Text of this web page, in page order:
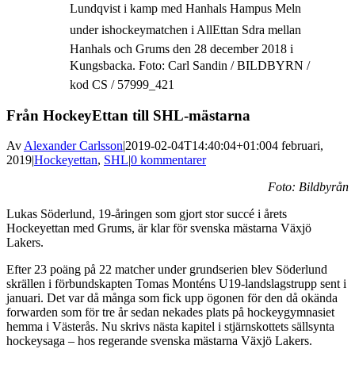
Lundqvist i kamp med Hanhals Hampus Meln
under ishockeymatchen i AllEttan Sdra mellan
Hanhals och Grums den 28 december 2018 i
Kungsbacka. Foto: Carl Sandin / BILDBYRN /
kod CS / 57999_421
Från HockeyEttan till SHL-mästarna
AvAlexander Carlsson|2019-02-04T14:40:04+01:004 februari,
2019|Hockeyettan, SHL|0 kommentarer
Foto: Bildbyrån
Lukas Söderlund, 19-åringen som gjort stor succé i årets
Hockeyettan med Grums, är klar för svenska mästarna Växjö
Lakers.
Efter 23 poäng på 22 matcher under grundserien blev Söderlund
skrällen i förbundskapten Tomas Monténs U19-landslagstrupp sent i
januari. Det var då många som fick upp ögonen för den då okända
forwarden som för tre år sedan nekades plats på hockeygymnasiet
hemma i Västerås. Nu skrivs nästa kapitel i stjärnskottets sällsynta
hockeysaga – hos regerande svenska mästarna Växjö Lakers.